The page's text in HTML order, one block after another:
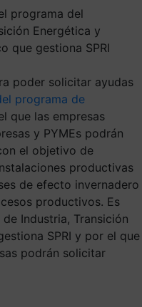
programa del
Energética y
que gestiona SPRI
poder solicitar ayudas
programa de
que las empresas
y PYMEs podrán
el objetivo de
productivas
de efecto invernadero
productivos. Es
Industria, Transición
SPRI y por el que
podrán solicitar